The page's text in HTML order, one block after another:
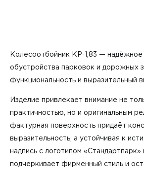
Колесоотбойник КР‑1,83 —
обустройства парковок и дорожных
функциональность и выразительный
Изделие привлекает внимание не
практичностью, но и оригинальным
фактурная поверхность придаёт
выразительность, а устойчивая к
надпись с логотипом «Стандартпарк»
подчёркивает фирменный стиль и